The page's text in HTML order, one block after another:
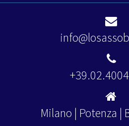
Milano | Potenza |